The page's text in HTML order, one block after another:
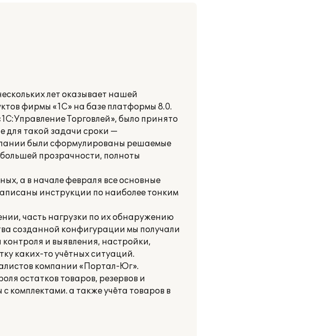
лет оказывает нашей
фирмы «1С» на базе платформы 8.0.
Торговлей», было принято
для такой задачи сроки —
были сформулированы решаемые
прозрачности, полноты
а в начале февраля все основные
инструкции по наиболее тонким
часть нагрузки по их обнаружению
созданной конфигурации мы получали
и выявления, настройки,
каких-то учётных ситуаций.
компании «Портал-Юг».
остатков товаров, резервов и
комплектами. а также учёта товаров в